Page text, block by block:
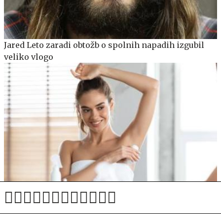
Jared Leto zaradi obtožb o spolnih napadih izgubil
veliko vlogo